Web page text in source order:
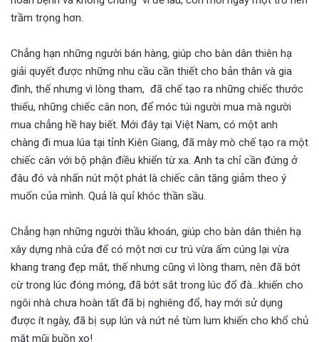
trầm trọng hơn.
Chẳng hạn những người bán hàng, giúp cho bàn dân thiên hạ
giải quyết được những nhu cầu cần thiết cho bản thân và gia
đình, thế nhưng vì lòng tham, đã chế tạo ra những chiếc thước
thiếu, những chiếc cân non, để móc túi người mua mà người
mua chẳng hề hay biết. Mới đây tại Việt Nam, có một anh
chàng đi mua lúa tại tỉnh Kiên Giang, đã mày mò chế tạo ra một
chiếc cân với bộ phận điều khiển từ xa. Anh ta chỉ cần đứng ở
đâu đó và nhấn nút một phát là chiếc cân tăng giảm theo ý
muốn của mình. Quả là quỉ khóc thần sầu.
Chẳng hạn những người thầu khoán, giúp cho bàn dân thiên hạ
xây dựng nhà cửa để có một nơi cư trú vừa ấm cúng lại vừa
khang trang đẹp mắt, thế nhưng cũng vì lòng tham, nên đã bớt
cừ trong lúc đóng móng, đã bớt sắt trong lúc đổ đà…khiến cho
ngôi nhà chưa hoàn tất đã bị nghiêng đổ, hay mới sử dụng
được ít ngày, đã bị sụp lún và nứt nẻ tùm lum khiến cho khổ chủ
mặt mũi buồn xo!